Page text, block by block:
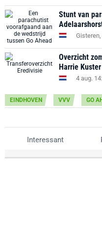
Stunt van
Gisteren,
Overzicht
Harrie
4 aug.
EINDHOVEN VVV GO
Interessant